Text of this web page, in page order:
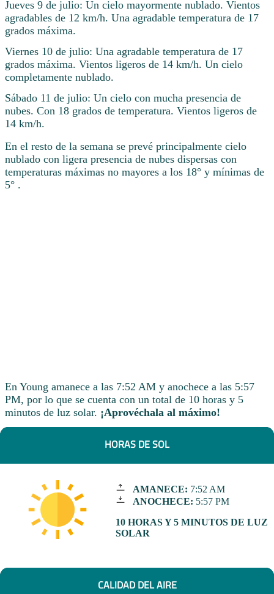
Jueves 9 de julio: Un cielo mayormente nublado. Vientos
agradables de 12 km/h. Una agradable temperatura de 17
grados máxima.
Viernes 10 de julio: Una agradable temperatura de 17
grados máxima. Vientos ligeros de 14 km/h. Un cielo
completamente nublado.
Sábado 11 de julio: Un cielo con mucha presencia de
nubes. Con 18 grados de temperatura. Vientos ligeros de
14 km/h.
En el resto de la semana se prevé principalmente cielo
nublado con ligera presencia de nubes dispersas con
temperaturas máximas no mayores a los 18° y mínimas de
5° .
En Young amanece a las 7:52 AM y anochece a las 5:57
PM, por lo que se cuenta con un total de 10 horas y 5
minutos de luz solar. ¡Aprovéchala al máximo!
HORAS DE SOL
AMANECE: 7:52 AM
ANOCHECE: 5:57 PM
10 HORAS Y 5 MINUTOS DE LUZ
SOLAR
CALIDAD DEL AIRE